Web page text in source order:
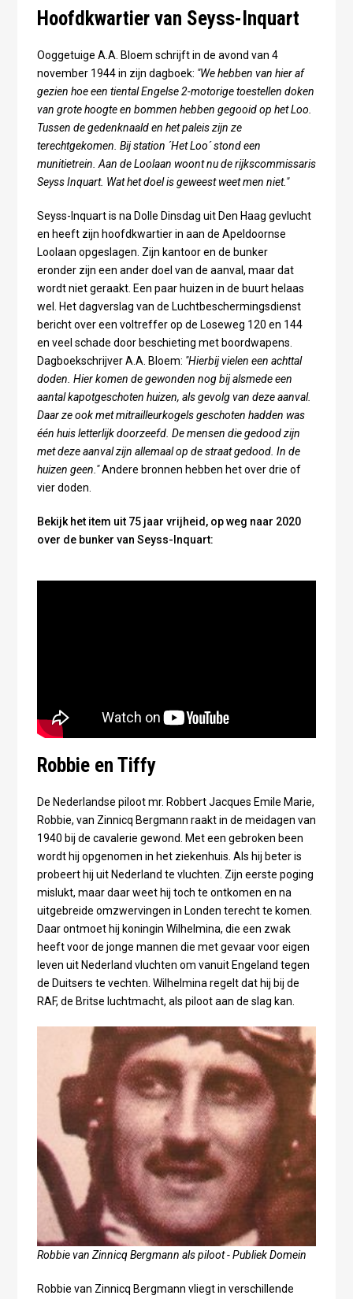
Hoofdkwartier van Seyss-Inquart
Ooggetuige A.A. Bloem schrijft in de avond van 4
november 1944 in zijn dagboek: "We hebben van hier af
gezien hoe een tiental Engelse 2-motorige toestellen doken
van grote hoogte en bommen hebben gegooid op het Loo.
Tussen de gedenknaald en het paleis zijn ze
terechtgekomen. Bij station ´Het Loo´ stond een
munitietrein. Aan de Loolaan woont nu de rijkscommissaris
Seyss Inquart. Wat het doel is geweest weet men niet."
Seyss-Inquart is na Dolle Dinsdag uit Den Haag gevlucht
en heeft zijn hoofdkwartier in aan de Apeldoornse
Loolaan opgeslagen. Zijn kantoor en de bunker
eronder zijn een ander doel van de aanval, maar dat
wordt niet geraakt. Een paar huizen in de buurt helaas
wel. Het dagverslag van de Luchtbeschermingsdienst
bericht over een voltreffer op de Loseweg 120 en 144
en veel schade door beschieting met boordwapens.
Dagboekschrijver A.A. Bloem: "Hierbij vielen een achttal
doden. Hier komen de gewonden nog bij alsmede een
aantal kapotgeschoten huizen, als gevolg van deze aanval.
Daar ze ook met mitrailleurkogels geschoten hadden was
één huis letterlijk doorzeefd. De mensen die gedood zijn
met deze aanval zijn allemaal op de straat gedood. In de
huizen geen."Andere bronnen hebben het over drie of
vier doden.
Bekijk het item uit 75 jaar vrijheid, op weg naar 2020
over de bunker van Seyss-Inquart:
Robbie en Tiffy
De Nederlandse piloot mr. Robbert Jacques Emile Marie,
Robbie, van Zinnicq Bergmann raakt in de meidagen van
1940 bij de cavalerie gewond. Met een gebroken been
wordt hij opgenomen in het ziekenhuis. Als hij beter is
probeert hij uit Nederland te vluchten. Zijn eerste poging
mislukt, maar daar weet hij toch te ontkomen en na
uitgebreide omzwervingen in Londen terecht te komen.
Daar ontmoet hij koningin Wilhelmina, die een zwak
heeft voor de jonge mannen die met gevaar voor eigen
leven uit Nederland vluchten om vanuit Engeland tegen
de Duitsers te vechten. Wilhelmina regelt dat hij bij de
RAF, de Britse luchtmacht, als piloot aan de slag kan.
Robbie van Zinnicq Bergmann als piloot - Publiek Domein
Robbie van Zinnicq Bergmann vliegt in verschillende